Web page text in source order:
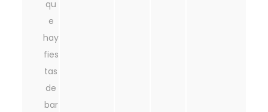
qu
e
hay
fies
tas
de
bar